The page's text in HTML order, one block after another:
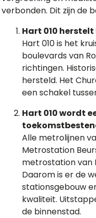
verbonden. Dit zijn de
Hart 010
Hart 010 is het
boulevards van
richtingen.
hersteld. Het
een schakel
Hart 010 wordt
Alle metrolijnen
Metrostation
metrostation van
Daarom is er de
stationsgebouw
kwaliteit.
de binnenstad.